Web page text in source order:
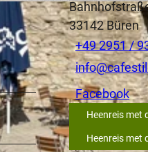
33142Büren
+49 2951 /
Facebook
Heenreis met
Heenreis met